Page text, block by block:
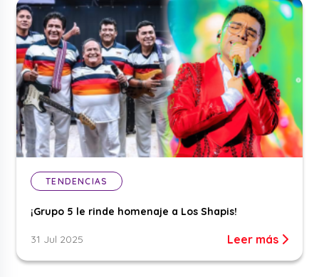
TENDENCIAS
¡Grupo 5 le rinde homenaje a Los Shapis!
31 Jul 2025 Leer más